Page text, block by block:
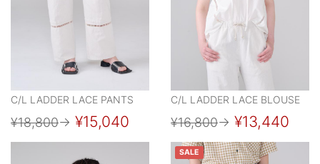
C/L LADDER LACE PANTS
¥18,800→ ¥15,040
C/L LADDER LACE BLOUSE
¥16,800→ ¥13,440
SALE